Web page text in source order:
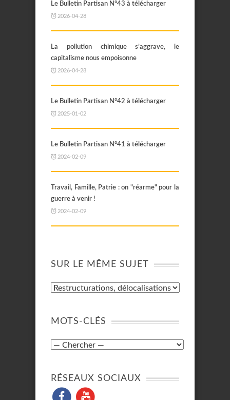
Le Bulletin Partisan N°43 à télécharger
2026-04-28
La pollution chimique s’aggrave, le
capitalisme nous empoisonne
2026-04-28
Le Bulletin Partisan N°42 à télécharger
2025-01-02
Le Bulletin Partisan N°41 à télécharger
2024-02-09
Travail, Famille, Patrie : on "réarme" pour la
guerre à venir !
2024-02-09
SUR LE MÊME SUJET
MOTS-CLÉS
RÉSEAUX SOCIAUX